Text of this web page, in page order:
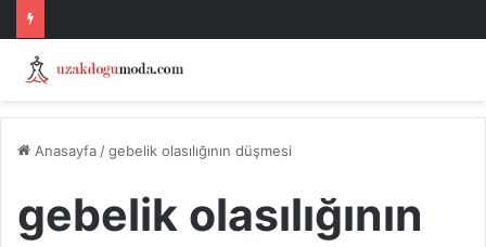
Anasayfa /gebelik olasılığının düşmesi
gebelik olasılığının